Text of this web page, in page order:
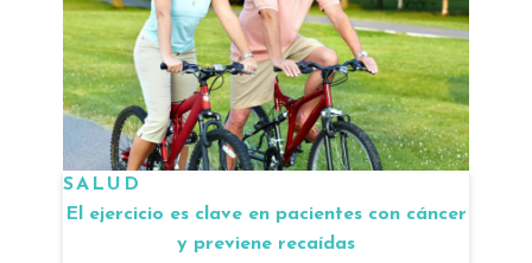
SALUD
El ejercicio es clave en pacientes con cáncer
y previene recaídas